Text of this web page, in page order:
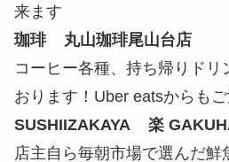
来ます
珈琲 丸山珈琲尾山台店
コーヒー各種、持ち帰りドリ
おります！Uber eatsからもご
SUSHIIZAKAYA 楽
店主自ら毎朝市場で選んだ鮮